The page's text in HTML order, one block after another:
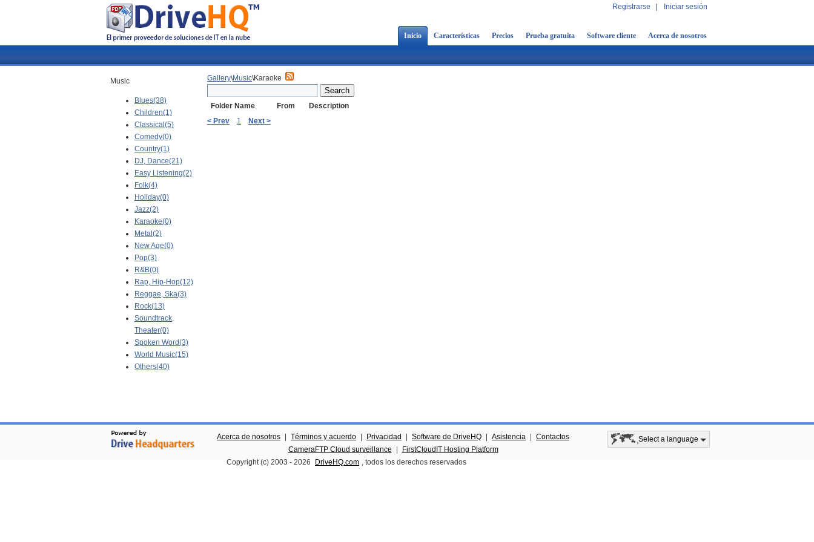
Registrarse Iniciar sesión
Inicio Características Precios Prueba gratuita Software cliente Acerca de nosotros
Music
Blues(38)
Children(1)
Classical(5)
Comedy(0)
Country(1)
DJ, Dance(21)
Easy Listening(2)
Folk(4)
Holiday(0)
Jazz(2)
Karaoke(0)
Metal(2)
New Age(0)
Pop(3)
R&B(0)
Rap, Hip-Hop(12)
Reggae, Ska(3)
Rock(13)
Soundtrack,
Theater(0)
Spoken Word(3)
World Music(15)
Others(40)
Gallery\Music\Karaoke
Folder Name From
Description
< Prev
1 Next >
Acerca de nosotros Términos y acuerdo Privacidad Software de DriveHQ Asistencia
Contactos
CameraFTP Cloud surveillance
FirstCloudIT Hosting Platform
Copyright (c) 2003 - 2026 DriveHQ.com , todos los derechos reservados
Select a language